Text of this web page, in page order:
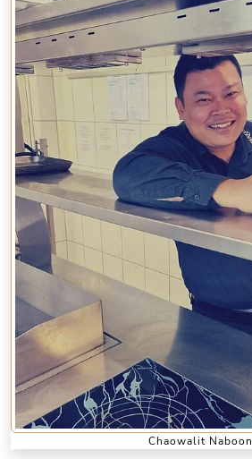
Chaowalit Naboon